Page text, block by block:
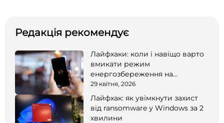
Редакція рекомендує
Лайфхаки: коли і навіщо варто
вмикати режим
енергозбереження на
смартфоні
29 квітня, 2026
Лайфхак: як увімкнути захист
від ransomware у Windows за 2
хвилини